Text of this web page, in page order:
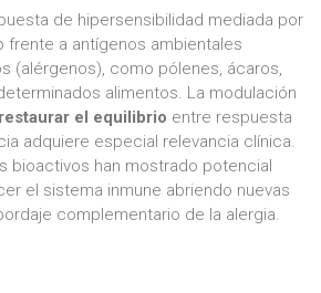
de hipersensibilidad mediada por
frente a antígenos ambientales
(alérgenos), como pólenes, ácaros,
alimentos. La modulación
restaurar el equilibrio entre respuesta
adquiere especial relevancia clínica.
bioactivos han mostrado potencial
el sistema inmune abriendo nuevas
complementario de la alergia.